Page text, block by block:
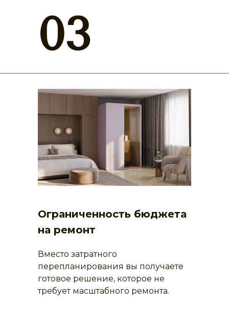
03
Ограниченность бюджета
на ремонт
Вместо затратного
перепланирования вы получаете
готовое решение, которое не
требует масштабного ремонта.